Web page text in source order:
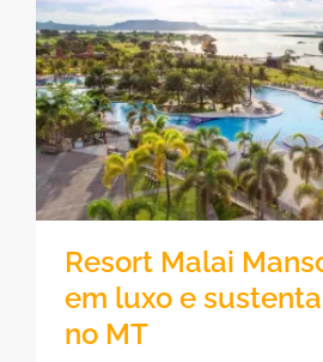
Resort Malai
em luxo e
no MT